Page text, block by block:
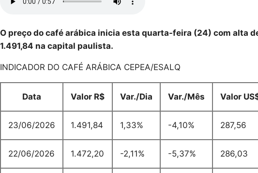
O preço do café arábica inicia esta quarta-feira (24) com alta
1.491,84 na capital paulista.
INDICADOR DO CAFÉ ARÁBICA CEPEA/ESALQ
Data Valor R$ Var./Dia Var./Mês Valor
23/06/2026 1.491,84 1,33% -4,10% 287,56
22/06/2026 1.472,20 -2,11% -5,37% 286,03